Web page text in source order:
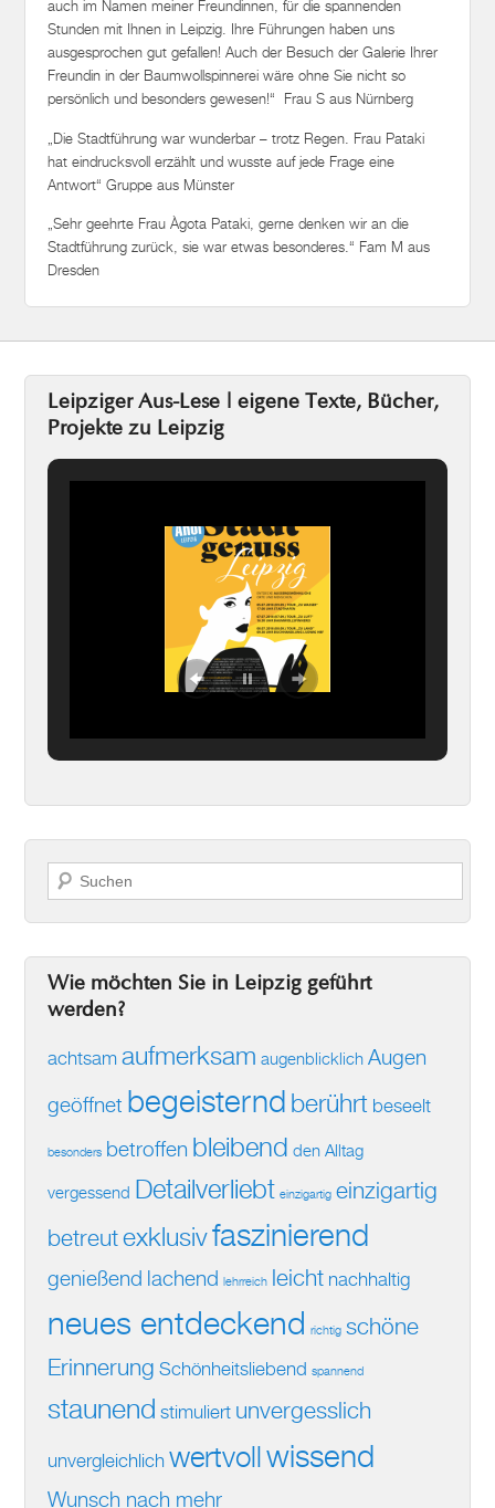
auch im Namen meiner Freundinnen, für die spannenden
Stunden mit Ihnen in Leipzig. Ihre Führungen haben uns
ausgesprochen gut gefallen! Auch der Besuch der Galerie Ihrer
Freundin in der Baumwollspinnerei wäre ohne Sie nicht so
persönlich und besonders gewesen!“ Frau S aus Nürnberg
„Die Stadtführung war wunderbar – trotz Regen. Frau Pataki
hat eindrucksvoll erzählt und wusste auf jede Frage eine
Antwort“ Gruppe aus Münster
„Sehr geehrte Frau Àgota Pataki, gerne denken wir an die
Stadtführung zurück, sie war etwas besonderes.“ Fam M aus
Dresden
Leipziger Aus-Lese | eigene Texte, Bücher,
Projekte zu Leipzig
Suchen
Wie möchten Sie in Leipzig geführt
werden?
achtsam aufmerksam augenblicklich Augen
geöffnet begeisternd berührt beseelt
besonders betroffen bleibend den Alltag
vergessend Detailverliebt einzigartig einzigartig
betreutexklusivfaszinierend
genießend lachend lehrreich leicht nachhaltig
neues entdeckend richtig schöne
Erinnerung Schönheitsliebend spannend
staunend stimuliert unvergesslich
unvergleichlich wertvollwissend
Wunsch nach mehr